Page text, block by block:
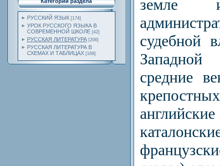
РУССКИЙ ЯЗЫК [174]
УРОК РУССКОГО ЯЗЫКА В
СОВРЕМЕННОЙ ШКОЛЕ [42]
РУССКАЯ ЛИТЕРАТУРА [206]
РУССКАЯ ЛИТЕРАТУРА В
СХЕМАХ И ТАБЛИЦАХ [169]
земле
судебной
средние